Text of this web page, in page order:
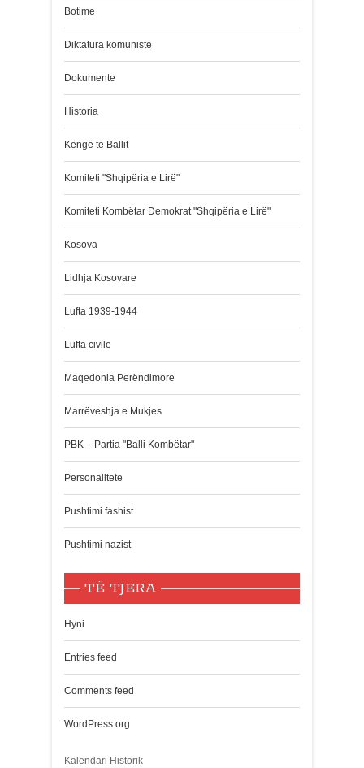
Botime
Diktatura komuniste
Dokumente
Historia
Këngë të Ballit
Komiteti "Shqipëria e Lirë"
Komiteti Kombëtar Demokrat "Shqipëria e Lirë"
Kosova
Lidhja Kosovare
Lufta 1939-1944
Lufta civile
Maqedonia Perëndimore
Marrëveshja e Mukjes
PBK – Partia "Balli Kombëtar"
Personalitete
Pushtimi fashist
Pushtimi nazist
TË TJERA
Hyni
Entries feed
Comments feed
WordPress.org
Kalendari Historik